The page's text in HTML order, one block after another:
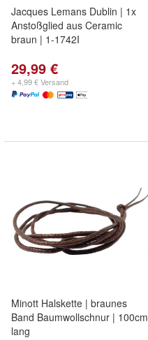
Jacques Lemans Dublin | 1x
Anstoßglied aus Ceramic
braun | 1-1742I
29,99 €
+ 4,99 € Versand
Minott Halskette | braunes
Band Baumwollschnur | 100cm
lang